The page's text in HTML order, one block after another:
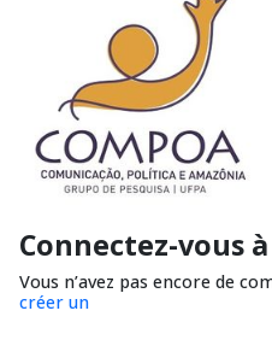
Connectez-vous
Vous n’avez pas encore de
créer un